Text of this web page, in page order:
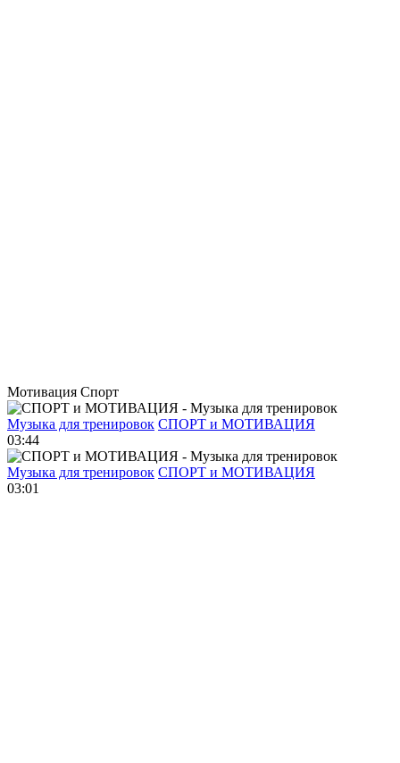
Мотивация Спорт
Музыка для тренировок СПОРТ и МОТИВАЦИЯ
03:44
Музыка для тренировок СПОРТ и МОТИВАЦИЯ
03:01